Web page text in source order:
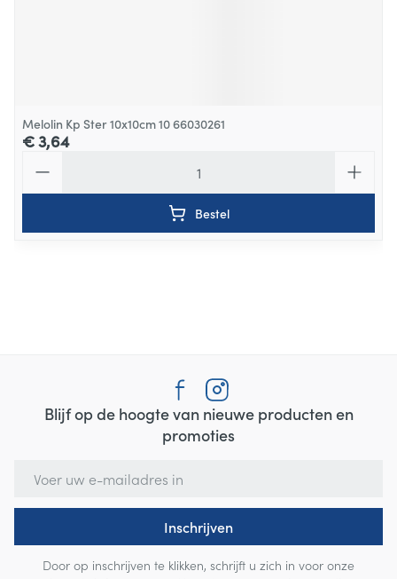
Melolin Kp Ster 10x10cm 10 66030261
€ 3,64
Bestel
Blijf op de hoogte van nieuwe producten en
promoties
Inschrijven
Door op inschrijven te klikken, schrijft u zich in voor onze